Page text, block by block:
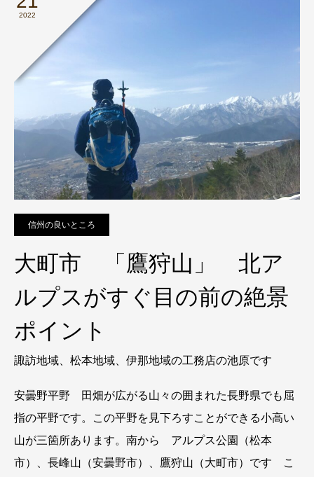
2022
信州の良いところ
大町市 「鷹狩山」 北ア
ルプスがすぐ目の前の絶景
ポイント
諏訪地域、松本地域、伊那地域の工務店の池原です
安曇野平野 田畑が広がる山々の囲まれた長野県でも屈
指の平野です。この平野を見下ろすことができる小高い
山が三箇所あります。南から アルプス公園（松本
市）、長峰山（安曇野市）、鷹狩山（大町市）です こ